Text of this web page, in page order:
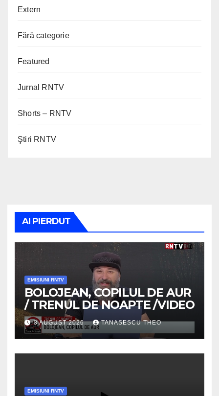
Extern
Fără categorie
Featured
Jurnal RNTV
Shorts – RNTV
Ştiri RNTV
AI PIERDUT
EMISIUNI RNTV
BOLOJEAN, COPILUL DE AUR
/ TRENUL DE NOAPTE /VIDEO
3 AUGUST 2026 TANASESCU THEO
EMISIUNI RNTV